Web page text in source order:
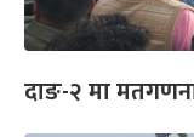
दाङ-२ मा